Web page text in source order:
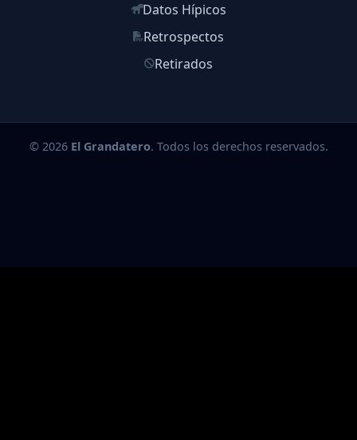
Datos Hípicos
Retrospectos
Retirados
© 2026 El Grandatero. Todos los derechos reservados.